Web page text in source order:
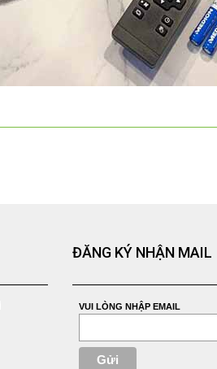
ĐĂNG KÝ NHẬN MAIL
VUI LÒNG NHẬP EMAIL